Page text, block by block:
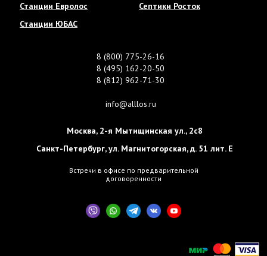
Станции Евролос
Станции ЮБАС
Септики Росток
8 (800) 775-26-16
8 (495) 162-20-50
8 (812) 962-71-30
info@alllos.ru
Москва, 2-я Мытищинская ул., 2с8
Санкт-Петербург,ул. Магнитогорская, д. 51 лит. Е
Встречи в офисе по предварительной
договоренности